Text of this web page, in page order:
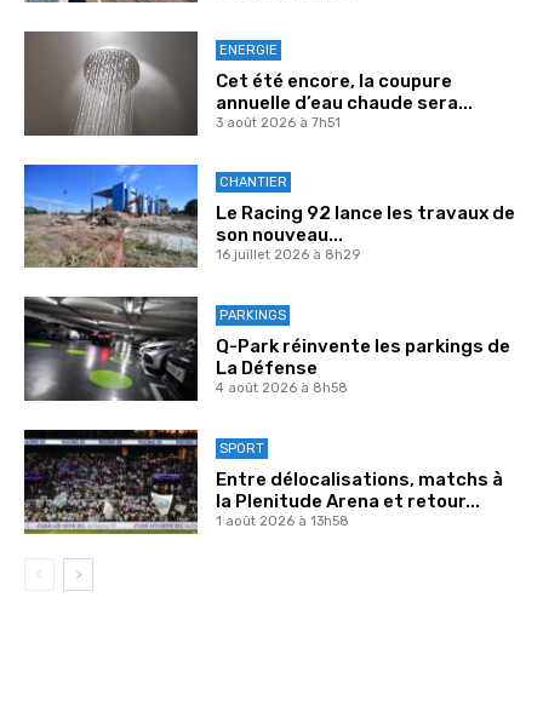
ENERGIE
Cet été encore, la coupure
annuelle d’eau chaude sera...
3 août 2026 à 7h51
CHANTIER
Le Racing 92 lance les travaux de
son nouveau...
16 juillet 2026 à 8h29
PARKINGS
Q-Park réinvente les parkings de
La Défense
4 août 2026 à 8h58
SPORT
Entre délocalisations, matchs à
la Plenitude Arena et retour...
1 août 2026 à 13h58